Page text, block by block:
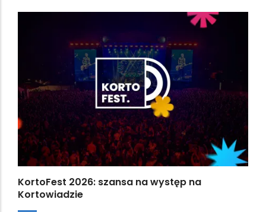
KortoFest 2026: szansa na występ na
Kortowiadzie